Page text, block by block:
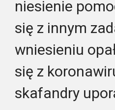
niesienie
się z innym
wniesieniu
się z
skafandry